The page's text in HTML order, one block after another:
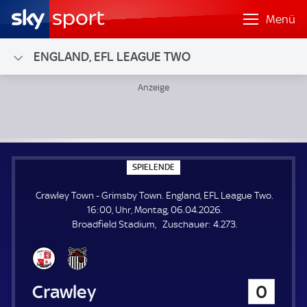
Menü
ENGLAND, EFL LEAGUE TWO
SPIELENDE
P
E
L
E
N
Crawley Town - Grimsby Town. England, EFL League Two.
16:00, Uhr, Montag, 06.04.2026.
Broadfield Stadium
Zuschauer: Z
4.273.
Crawley Town 0